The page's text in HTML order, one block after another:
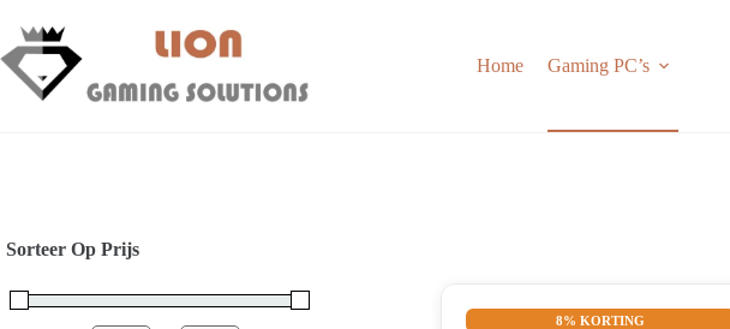
content
Home Gaming PC’s
8% KORTING
Sorteer Op Prijs